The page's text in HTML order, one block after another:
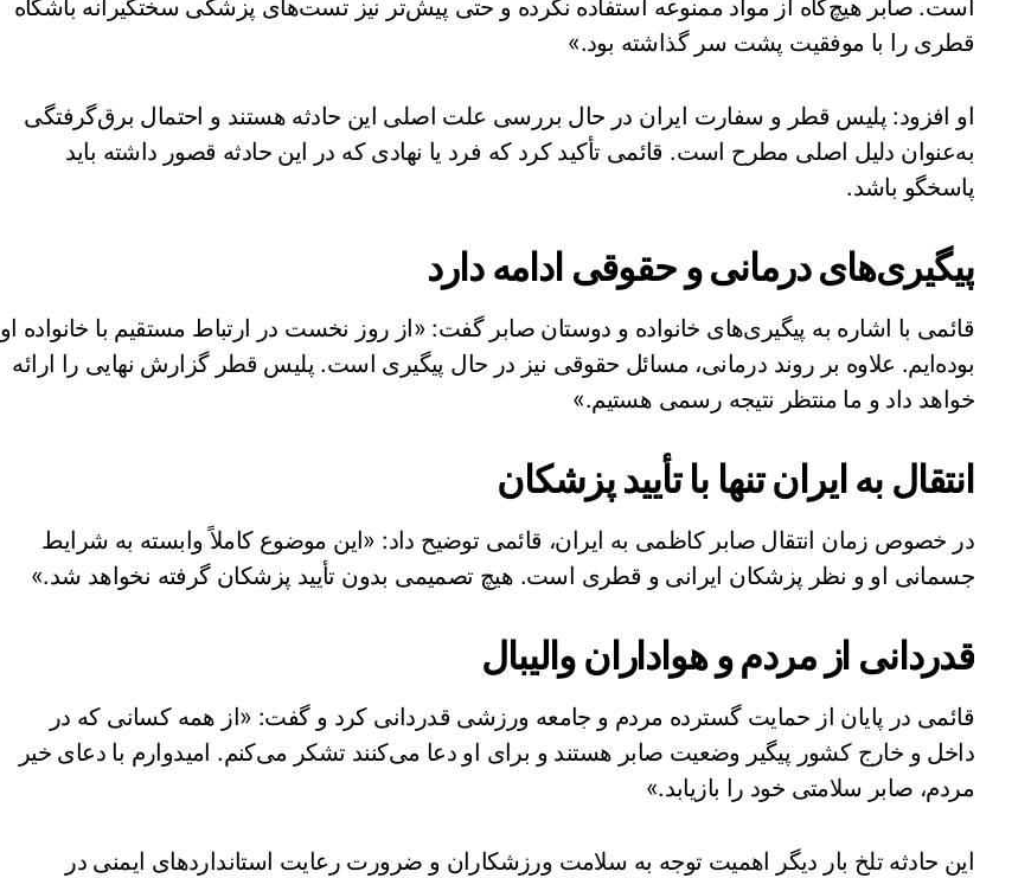
است. صابر هیچ‌گاه از مواد ممنوعه استفاده نکرده و حتی پیش‌تر نیز تست‌های پزشکی سختگیرانه باشگاه
قطری را با موفقیت پشت سر گذاشته بود.»
او افزود: پلیس قطر و سفارت ایران در حال بررسی علت اصلی این حادثه هستند و احتمال برق‌گرفتگی
به‌عنوان دلیل اصلی مطرح است. قائمی تأکید کرد که فرد یا نهادی که در این حادثه قصور داشته باید
پاسخگو باشد.
پیگیری‌های درمانی و حقوقی ادامه دارد
قائمی با اشاره به پیگیری‌های خانواده و دوستان صابر گفت: «از روز نخست در ارتباط مستقیم با خانواده او
بوده‌ایم. علاوه بر روند درمانی، مسائل حقوقی نیز در حال پیگیری است. پلیس قطر گزارش نهایی را ارائه
خواهد داد و ما منتظر نتیجه رسمی هستیم.»
انتقال به ایران تنها با تأیید پزشکان
در خصوص زمان انتقال صابر کاظمی به ایران، قائمی توضیح داد: «این موضوع کاملاً وابسته به شرایط
جسمانی او و نظر پزشکان ایرانی و قطری است. هیچ تصمیمی بدون تأیید پزشکان گرفته نخواهد شد.»
قدردانی از مردم و هواداران والیبال
قائمی در پایان از حمایت گسترده مردم و جامعه ورزشی قدردانی کرد و گفت: «از همه کسانی که در
داخل و خارج کشور پیگیر وضعیت صابر هستند و برای او دعا می‌کنند تشکر می‌کنم. امیدوارم با دعای خیر
مردم، صابر سلامتی خود را بازیابد.»
این حادثه تلخ بار دیگر اهمیت توجه به سلامت ورزشکاران و ضرورت رعایت استانداردهای ایمنی در